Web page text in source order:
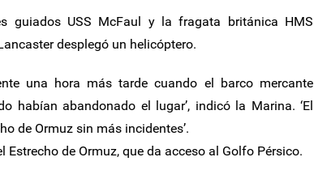
guiados USS McFaul y la fragata británica HMS
desplegó un helicóptero.
una hora más tarde cuando el barco mercante
habían abandonado el lugar’, indicó la Marina. ‘El
de Ormuz sin más incidentes’.
Estrecho de Ormuz, que da acceso al Golfo Pérsico.